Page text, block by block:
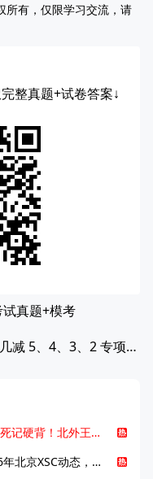
有，仅限学习交流，请
完整真题+试卷答案↓
真题+模考
【小升初数学】一年级十几减 5、4、3、2 专项练习题
告别死记硬背！北外王牌精读词汇课，帮孩子突破英语词汇难关
2026年北京XSC动态，持续更新中ing...